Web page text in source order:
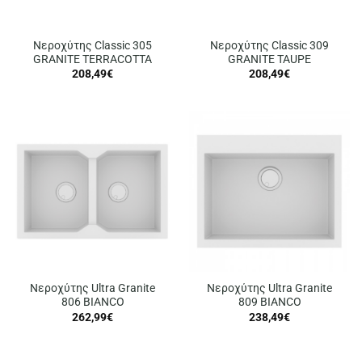
Νεροχύτης Classic 305
GRANITE TERRACOTTA
208,49€
Νεροχύτης Classic 309
GRANITE TAUPE
208,49€
Νεροχύτης Ultra Granite
806 BIANCO
262,99€
Νεροχύτης Ultra Granite
809 BIANCO
238,49€